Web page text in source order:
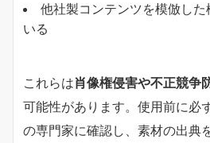
他社製コンテンツを模倣し
いる
これらは肖像権侵害や不正競争
可能性があります。使用前に必
の専門家に確認し、素材の出典